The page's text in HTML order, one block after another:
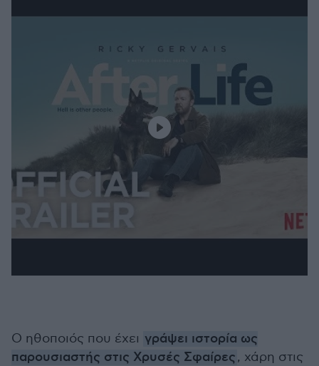
Ο ηθοποιός που έχει γράψει ιστορία ως
παρουσιαστής στις Χρυσές Σφαίρες, χάρη στις